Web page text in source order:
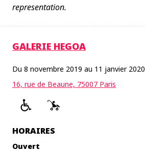
representation.
GALERIE HEGOA
Du 8 novembre 2019 au 11 janvier 2020
16, rue de Beaune, 75007 Paris
HORAIRES
Ouvert